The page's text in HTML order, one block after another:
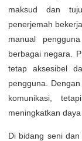
maksud dan
penerjemah
manual
berbagai negara.
tetap aksesibel
pengguna.
komunikasi,
meningkatkan
Di bidang seni